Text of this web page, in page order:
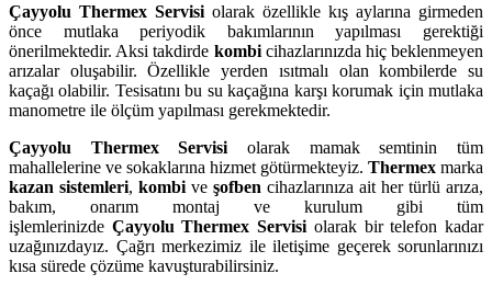
Çayyolu Thermex Servisi olarak özellikle kış aylarına girmeden
önce mutlaka periyodik bakımlarının yapılması gerektiği
önerilmektedir. Aksi takdirde kombicihazlarınızda hiç beklenmeyen
arızalar oluşabilir. Özellikle yerden ısıtmalı olan kombilerde su
kaçağı olabilir. Tesisatını bu su kaçağına karşı korumak için mutlaka
manometre ile ölçüm yapılması gerekmektedir.
Çayyolu Thermex Servisiolarak mamak semtinin tüm
mahallelerine ve sokaklarına hizmet götürmekteyiz. Thermex marka
kazan sistemleri, kombi ve şofben cihazlarınıza ait her türlü arıza,
bakım, onarım montaj ve kurulum gibi tüm
işlemlerinizde ÇayyoluThermex Servisi olarak bir telefon kadar
uzağınızdayız. Çağrı merkezimiz ile iletişime geçerek sorunlarınızı
kısa sürede çözüme kavuşturabilirsiniz.